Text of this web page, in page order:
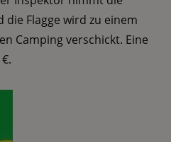
Flagge wird zu einem
Camping verschickt. Eine